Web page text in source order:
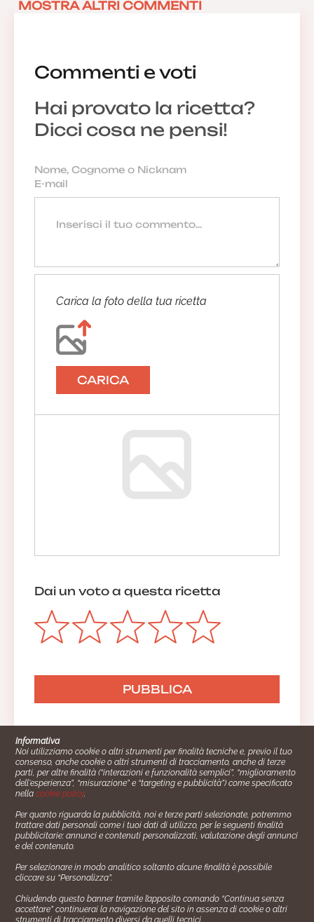
Commenti e voti
Hai provato la ricetta?
Dicci cosa ne pensi!
Carica la foto della tua ricetta
CARICA
Dai un voto a questa ricetta
MOSTRA ALTRI COMMENTI
Cucinare.it è un marchio commerciale di Impiego24.it s.r.l.
copyright 2014 - 2024 P.IVA: 03406490130
Azienda certiﬁcata ISO 27001 numero: SNR 73140386/89/I
- Azienda certiﬁcata ISO 9001 numero: SNR
Gestione consensi e categorie merceologiche marketing
Informativa
Noi utilizziamo cookie o altri strumenti per finalità tecniche e, previo il tuo
consenso, anche cookie o altri strumenti di tracciamento, anche di terze
parti, per altre finalità (“interazioni e funzionalità semplici”, “miglioramento
dell'esperienza”, “misurazione” e “targeting e pubblicità”) come specificato
nellacookie policy.
Per quanto riguarda la pubblicità, noi e terze parti selezionate, potremmo
trattare dati personali come i tuoi dati di utilizzo, per le seguenti finalità
pubblicitarie: annunci e contenuti personalizzati, valutazione degli annunci
e del contenuto.
Per selezionare in modo analitico soltanto alcune finalità è possibile
cliccare su “Personalizza”.
Chiudendo questo banner tramite l’apposito comando “Continua senza
accettare” continuerai la navigazione del sito in assenza di cookie o altri
strumenti di tracciamento diversi da quelli tecnici.